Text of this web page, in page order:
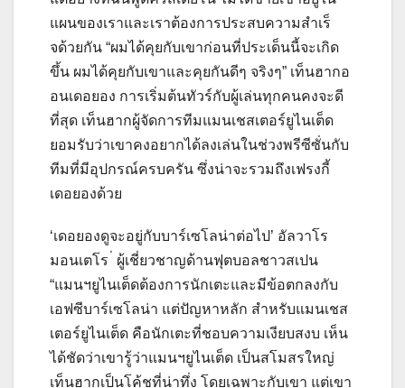
แผนของเราและเราต้องการประสบความสําเร็
จด้วยกัน “ผมได้คุยกับเขาก่อนที่ประเด็นนี้จะเกิด
ขึ้น ผมได้คุยกับเขาและคุยกันดีๆ จริงๆ” เท็นฮากอ
อนเดอยอง การเริ่มต้นทัวร์กับผู้เล่นทุกคนคงจะดี
ที่สุด เท็นฮากผู้จัดการทีมแมนเชสเตอร์ยูไนเต็ด
ยอมรับว่าเขาคงอยากได้ลงเล่นในช่วงพรีซีซั่นกับ
ทีมที่มีอุปกรณ์ครบครัน ซึ่งน่าจะรวมถึงเฟรงกี้
เดอยองด้วย
‘เดอยองดูจะอยู่กับบาร์เซโลน่าต่อไป’ อัลวาโร
มอนเตโร ่ ผู้เชี่ยวชาญด้านฟุตบอลชาวสเปน
“แมนฯยูไนเต็ดต้องการนักเตะและมีข้อตกลงกับ
เอฟซีบาร์เซโลน่า แต่ปัญหาหลัก สําหรับแมนเชส
เตอร์ยูไนเต็ด คือนักเตะที่ชอบความเงียบสงบ เห็น
ได้ชัดว่าเขารู้ว่าแมนฯยูไนเต็ด เป็นสโมสรใหญ่
เท็นฮากเป็นโค้ชที่น่าทึ่ง โดยเฉพาะกับเขา แต่เขา